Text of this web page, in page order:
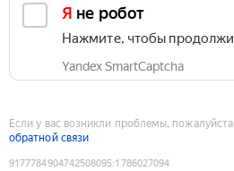
Я не робот
Нажмите, чтобы
Yandex SmartCaptcha
Если у вас возникли проблемы,
обратной связи
9177784904742508095:1786027094